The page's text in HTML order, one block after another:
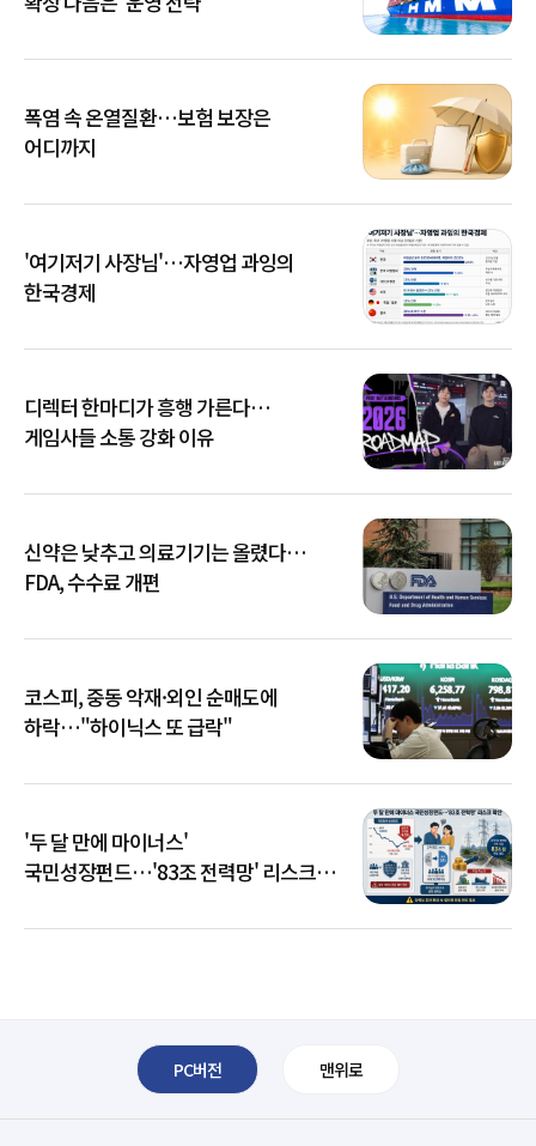
폭염 속 온열질환…보험 보장은
어디까지
'여기저기 사장님'…자영업 과잉의
한국경제
디렉터 한마디가 흥행 가른다…
게임사들 소통 강화 이유
신약은 낮추고 의료기기는 올렸다…
FDA, 수수료 개편
코스피, 중동 악재·외인 순매도에
하락…"하이닉스 또 급락"
'두 달 만에 마이너스'
국민성장펀드…'83조 전력망' 리스크
PC버전 맨위로